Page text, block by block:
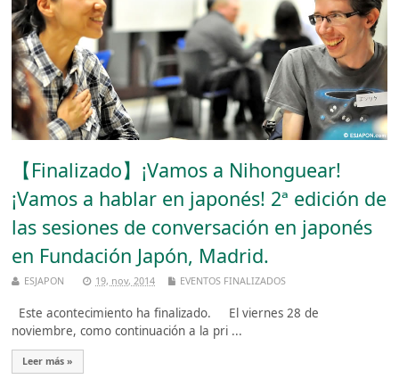
【Finalizado】¡Vamos a Nihonguear!
¡Vamos a hablar en japonés! 2ª edición de
las sesiones de conversación en japonés
en Fundación Japón, Madrid.
ESJAPON 19, nov, 2014 EVENTOS FINALIZADOS
Este acontecimiento ha finalizado. El viernes 28 de
noviembre, como continuación a la pri ...
Leer más »